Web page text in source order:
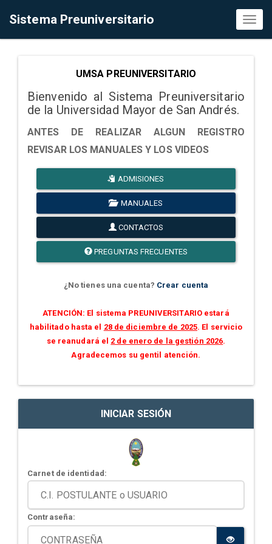
Sistema Preuniversitario
UMSA PREUNIVERSITARIO
Bienvenido al Sistema Preuniversitario
de la Universidad Mayor de San Andrés.
ANTES DE REALIZAR ALGUN REGISTRO
REVISAR LOS MANUALES Y LOS VIDEOS
ADMISIONES
MANUALES
CONTACTOS
PREGUNTAS FRECUENTES
¿No tienes una cuenta? Crear cuenta
ATENCIÓN: El sistema PREUNIVERSITARIO estará
habilitado hasta el 28 de diciembre de 2025. El servicio
se reanudará el 2 de enero de la gestión 2026.
Agradecemos su gentil atención.
INICIAR SESIÓN
Carnet de identidad:
Contraseña: